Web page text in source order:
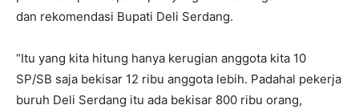
dan rekomendasi Bupati Deli Serdang.
“Itu yang kita hitung hanya kerugian anggota kita 10
SP/SB saja bekisar 12 ribu anggota lebih. Padahal pekerja
buruh Deli Serdang itu ada bekisar 800 ribu orang,